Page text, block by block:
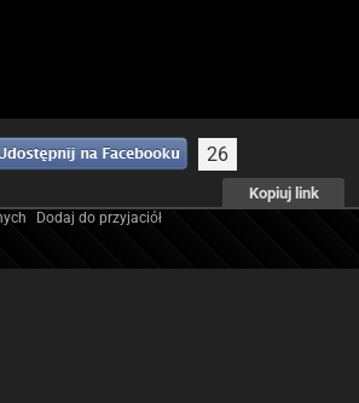
26
Kopiuj link
Dodaj do przyjaciół